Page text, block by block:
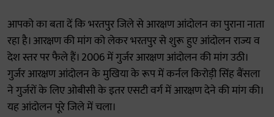
आपको का बता दें कि भरतपुर जिले से आरक्षण आंदोलन का पुराना नाता
रहा है। आरक्षण की मांग को लेकर भरतपुर से शुरू हुए आंदोलन राज्य व
देश स्तर पर फैले हैं। 2006 में गुर्जर आरक्षण आंदोलन की मांग उठी।
गुर्जर आरक्षण आंदोलन के मुखिया के रूप में कर्नल किरोड़ी सिंह बैंसला
ने गुर्जरों के लिए ओबीसी के इतर एसटी वर्ग में आरक्षण देने की मांग की।
यह आंदोलन पूरे जिले में चला।